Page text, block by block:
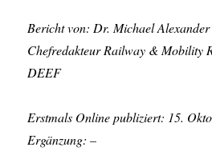
Bericht von: Dr. Michael
Chefredakteur Railway & Mobility
DEEF
Erstmals Online publiziert: 15.
Ergänzung: –